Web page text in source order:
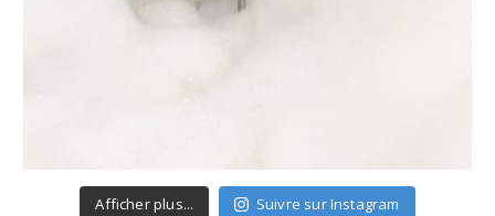
Afficher plus... Suivre sur Instagram